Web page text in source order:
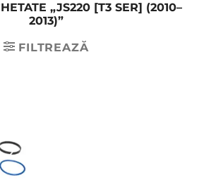
„JS220 [T3 SER] (2010–
2013)”
FILTREAZĂ